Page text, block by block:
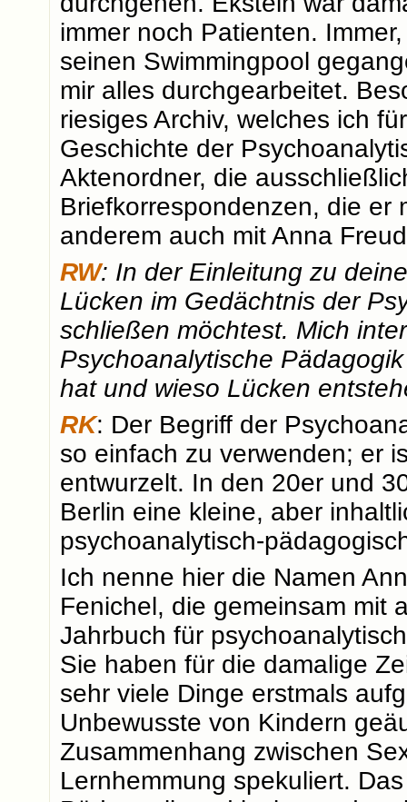
immer noch Patienten.
seinen Swimmingpool
mir alles durchgearbeitet.
riesiges Archiv, welches ich
Geschichte der
Aktenordner, die
Briefkorrespondenzen, die er
anderem auch mit Anna
RW: In der Einleitung zu
Lücken im Gedächtnis der
schließen möchtest. Mich
Psychoanalytische
hat und wieso Lücken
RK: Der Begriff der
so einfach zu verwenden; er
entwurzelt. In den 20er und
Berlin eine kleine, aber
psychoanalytisch-
Ich nenne hier die Namen
Fenichel, die gemeinsam mit
Jahrbuch für
Sie haben für die damalige
sehr viele Dinge erstmals
Unbewusste von Kindern
Zusammenhang zwischen
Lernhemmung spekuliert.